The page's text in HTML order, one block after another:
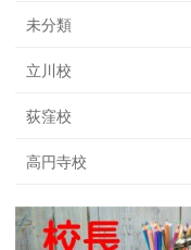
未分類
立川校
荻窪校
高円寺校